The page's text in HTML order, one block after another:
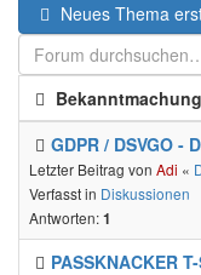
Neues Thema
GDPR / DSVGO
Letzter Beitrag von Adi «
Verfasst in Diskussionen
Antworten:1
PASSKNACKER